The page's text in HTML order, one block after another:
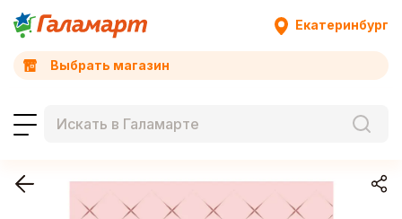
Екатеринбург
Выбрать магазин